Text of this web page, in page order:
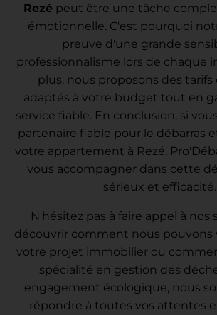
Rezé peut être une tâche
émotionnelle. C'est pourquoi
preuve d'une grande
professionnalisme lors de chaque
plus, nous proposons des
adaptés à votre budget tout en
service fiable. En conclusion, si
partenaire fiable pour le débarras
votre appartement à Rezé,
vous accompagner dans cette
sérieux et efficacité.
N'hésitez pas à faire appel à nos
découvrir comment nous pouvons
votre projet immobilier ou
spécialité en gestion des
engagement écologique, nous
répondre à toutes vos attentes